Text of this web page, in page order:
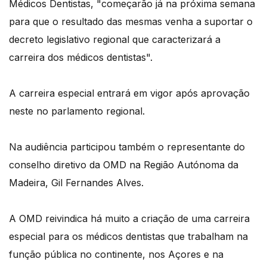
Médicos Dentistas, "começarão já na próxima semana
para que o resultado das mesmas venha a suportar o
decreto legislativo regional que caracterizará a
carreira dos médicos dentistas".
A carreira especial entrará em vigor após aprovação
neste no parlamento regional.
Na audiência participou também o representante do
conselho diretivo da OMD na Região Autónoma da
Madeira, Gil Fernandes Alves.
A OMD reivindica há muito a criação de uma carreira
especial para os médicos dentistas que trabalham na
função pública no continente, nos Açores e na